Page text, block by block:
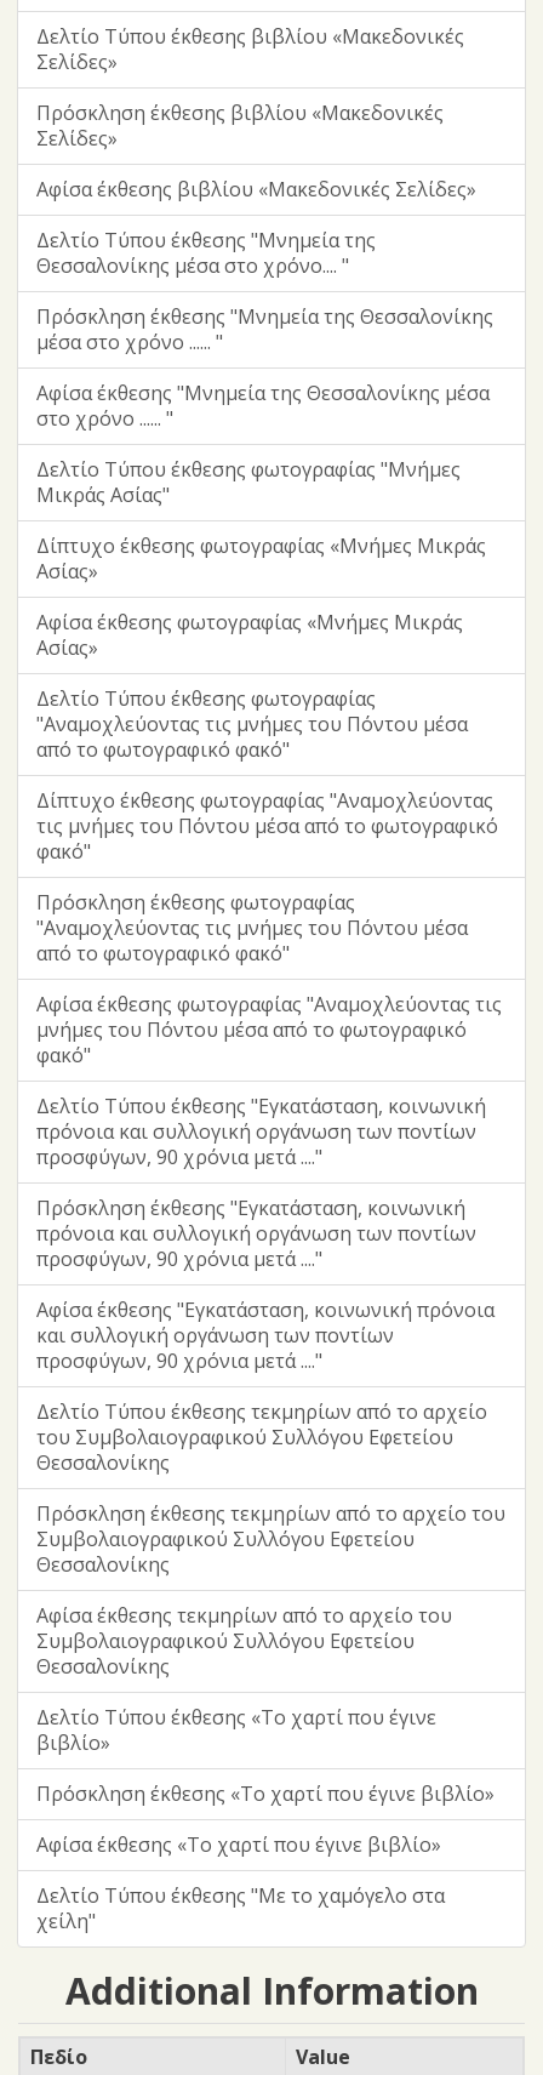
Δελτίο Τύπου έκθεσης βιβλίου «Μακεδονικές
Σελίδες»
Πρόσκληση έκθεσης βιβλίου «Μακεδονικές
Σελίδες»
Αφίσα έκθεσης βιβλίου «Μακεδονικές Σελίδες»
Δελτίο Τύπου έκθεσης "Μνημεία της
Θεσσαλονίκης μέσα στο χρόνο.... "
Πρόσκληση έκθεσης "Μνημεία της Θεσσαλονίκης
μέσα στο χρόνο ...... "
Αφίσα έκθεσης "Μνημεία της Θεσσαλονίκης μέσα
στο χρόνο ...... "
Δελτίο Τύπου έκθεσης φωτογραφίας "Μνήμες
Μικράς Ασίας"
Δίπτυχο έκθεσης φωτογραφίας «Μνήμες Μικράς
Ασίας»
Αφίσα έκθεσης φωτογραφίας «Μνήμες Μικράς
Ασίας»
Δελτίο Τύπου έκθεσης φωτογραφίας
"Αναμοχλεύοντας τις μνήμες του Πόντου μέσα
από το φωτογραφικό φακό"
Δίπτυχο έκθεσης φωτογραφίας "Αναμοχλεύοντας
τις μνήμες του Πόντου μέσα από το φωτογραφικό
φακό"
Πρόσκληση έκθεσης φωτογραφίας
"Αναμοχλεύοντας τις μνήμες του Πόντου μέσα
από το φωτογραφικό φακό"
Αφίσα έκθεσης φωτογραφίας "Αναμοχλεύοντας τις
μνήμες του Πόντου μέσα από το φωτογραφικό
φακό"
Δελτίο Τύπου έκθεσης "Εγκατάσταση, κοινωνική
πρόνοια και συλλογική οργάνωση των ποντίων
προσφύγων, 90 χρόνια μετά ...."
Πρόσκληση έκθεσης "Εγκατάσταση, κοινωνική
πρόνοια και συλλογική οργάνωση των ποντίων
προσφύγων, 90 χρόνια μετά ...."
Αφίσα έκθεσης "Εγκατάσταση, κοινωνική πρόνοια
και συλλογική οργάνωση των ποντίων
προσφύγων, 90 χρόνια μετά ...."
Δελτίο Τύπου έκθεσης τεκμηρίων από το αρχείο
του Συμβολαιογραφικού Συλλόγου Εφετείου
Θεσσαλονίκης
Πρόσκληση έκθεσης τεκμηρίων από το αρχείο του
Συμβολαιογραφικού Συλλόγου Εφετείου
Θεσσαλονίκης
Αφίσα έκθεσης τεκμηρίων από το αρχείο του
Συμβολαιογραφικού Συλλόγου Εφετείου
Θεσσαλονίκης
Δελτίο Τύπου έκθεσης «Το χαρτί που έγινε
βιβλίο»
Πρόσκληση έκθεσης «Το χαρτί που έγινε βιβλίο»
Αφίσα έκθεσης «Το χαρτί που έγινε βιβλίο»
Δελτίο Τύπου έκθεσης "Με το χαμόγελο στα
χείλη"
Additional Information
Πεδίο Value